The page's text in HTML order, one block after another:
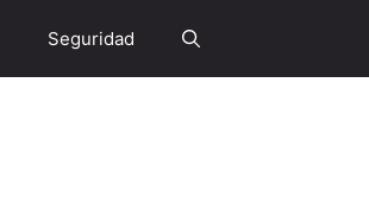
Seguridad